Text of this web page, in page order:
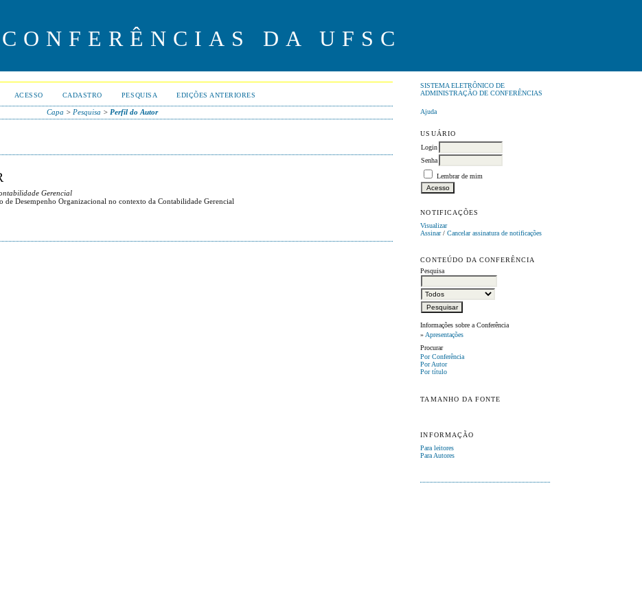
DA UFSC
SISTEMA ELETRÔNICO DE
ADMINISTRAÇÃO DE CONFERÊNCIAS
Ajuda
USUÁRIO
Login
Senha
Lembrar de mim
NOTIFICAÇÕES
Visualizar
Assinar/Cancelar assinatura de notificações
CONTEÚDO DA CONFERÊNCIA
Pesquisa
Informações sobre a Conferência
» Apresentações
Procurar
Por Conferência
Por Autor
Por título
TAMANHO DA FONTE
INFORMAÇÃO
Para leitores
Para Autores
ACESSO CADASTRO PESQUISA EDIÇÕES ANTERIORES
Capa > Pesquisa > Perfil do Autor
Gerencial
de Desempenho Organizacional no contexto da Contabilidade Gerencial